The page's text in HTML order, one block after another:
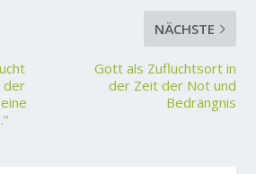
der
NÄCHSTE
Gott als Zufluchtsort in
der Zeit der Not und
Bedrängnis